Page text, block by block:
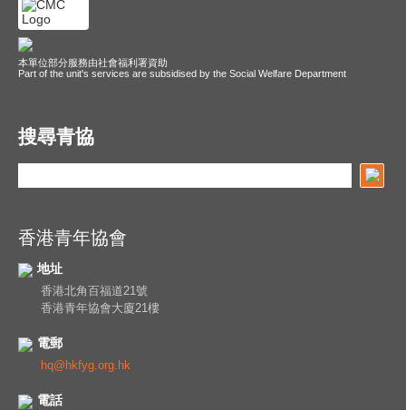
本單位部分服務由社會福利署資助
Part of the unit's services are subsidised by the Social Welfare Department
搜尋青協
香港青年協會
地址
香港北角百福道21號
香港青年協會大廈21樓
電郵
hq@hkfyg.org.hk
電話